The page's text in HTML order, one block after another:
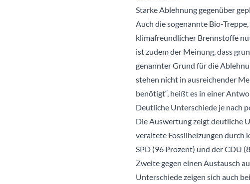
Starke Ablehnung gegenüber
Auch die sogenannte Bio-
klimafreundlicher Brennstoffe
ist zudem der Meinung, dass
genannter Grund für die
stehen nicht in ausreichender
benötigt“, heißt es in einer
Deutliche Unterschiede je nach
Die Auswertung zeigt deutliche
veraltete Fossilheizungen durch
SPD (96 Prozent) und der CDU
Zweite gegen einen Austausch
Unterschiede zeigen sich auch